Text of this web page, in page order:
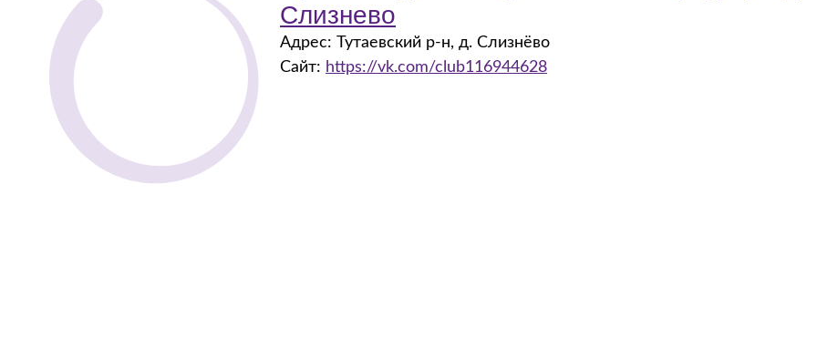
Слизнево
Адрес: Тутаевский р-н, д. Слизнёво
Сайт: https://vk.com/club116944628